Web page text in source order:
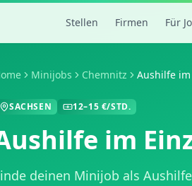
Stellen Firmen Für
Minijobs Chemnitz Aushilfe
SACHSEN 12–15 €/STD.
im
deinen Minijob als